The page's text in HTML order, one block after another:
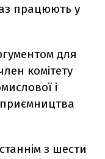
працюють у
для
комітету
і
з шести